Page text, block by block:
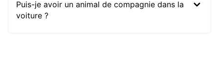
Puis-je avoir un animal de compagnie dans la
voiture ?